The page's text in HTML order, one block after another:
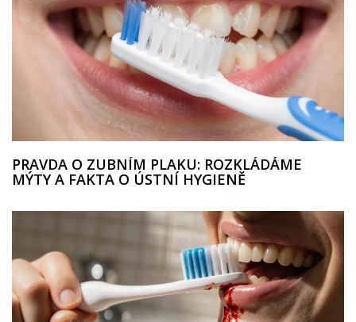
PRAVDA O ZUBNÍM PLAKU: ROZKLÁDÁME
MÝTY A FAKTA O ÚSTNÍ HYGIENĚ